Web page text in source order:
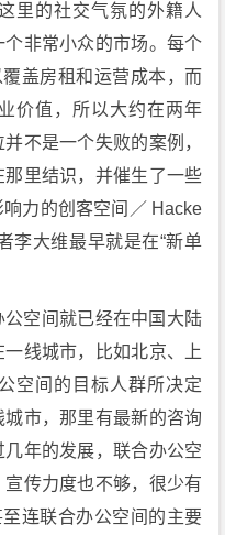
里的社交气氛的外籍人
非常小众的市场。每个
盖房租和运营成本，而
价值，所以大约在两年
不是一个失败的案例，
里结识，并催生了一些
力的创客空间／ Hacke
李大维最早就是在“新单
空间就已经在中国大陆
线城市，比如北京、上
空间的目标人群所决定
市，那里有最新的咨询
年的发展，联合办公空
传力度也不够，很少有
连联合办公空间的主要